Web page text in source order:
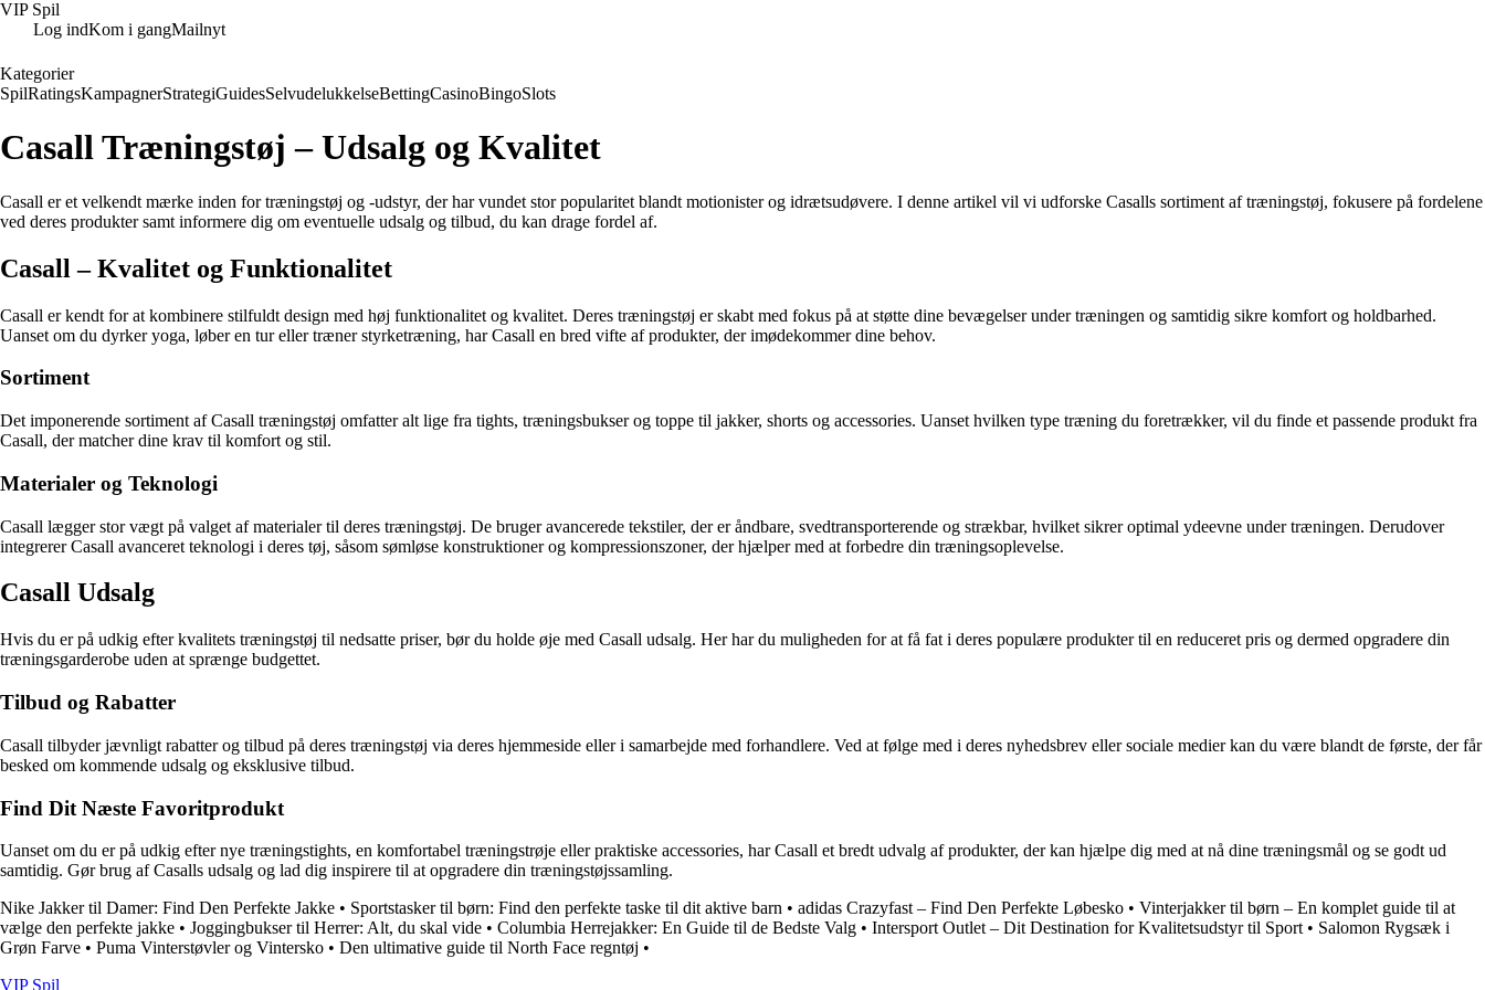
VIP Spil
Log indKom i gangMailnyt
Kategorier
SpilRatingsKampagnerStrategiGuidesSelvudelukkelseBettingCasinoBingoSlots
Casall Træningstøj – Udsalg og Kvalitet
Casall er et velkendt mærke inden for træningstøj og -udstyr, der har vundet stor popularitet blandt motionister og idrætsudøvere. I denne artikel vil vi udforske Casalls sortiment af træningstøj, fokusere på fordelene
ved deres produkter samt informere dig om eventuelle udsalg og tilbud, du kan drage fordel af.
Casall – Kvalitet og Funktionalitet
Casall er kendt for at kombinere stilfuldt design med høj funktionalitet og kvalitet. Deres træningstøj er skabt med fokus på at støtte dine bevægelser under træningen og samtidig sikre komfort og holdbarhed.
Uanset om du dyrker yoga, løber en tur eller træner styrketræning, har Casall en bred vifte af produkter, der imødekommer dine behov.
Sortiment
Det imponerende sortiment af Casall træningstøj omfatter alt lige fra tights, træningsbukser og toppe til jakker, shorts og accessories. Uanset hvilken type træning du foretrækker, vil du finde et passende produkt fra
Casall, der matcher dine krav til komfort og stil.
Materialer og Teknologi
Casall lægger stor vægt på valget af materialer til deres træningstøj. De bruger avancerede tekstiler, der er åndbare, svedtransporterende og strækbar, hvilket sikrer optimal ydeevne under træningen. Derudover
integrerer Casall avanceret teknologi i deres tøj, såsom sømløse konstruktioner og kompressionszoner, der hjælper med at forbedre din træningsoplevelse.
Casall Udsalg
Hvis du er på udkig efter kvalitets træningstøj til nedsatte priser, bør du holde øje med Casall udsalg. Her har du muligheden for at få fat i deres populære produkter til en reduceret pris og dermed opgradere din
træningsgarderobe uden at sprænge budgettet.
Tilbud og Rabatter
Casall tilbyder jævnligt rabatter og tilbud på deres træningstøj via deres hjemmeside eller i samarbejde med forhandlere. Ved at følge med i deres nyhedsbrev eller sociale medier kan du være blandt de første, der får
besked om kommende udsalg og eksklusive tilbud.
Find Dit Næste Favoritprodukt
Uanset om du er på udkig efter nye træningstights, en komfortabel træningstrøje eller praktiske accessories, har Casall et bredt udvalg af produkter, der kan hjælpe dig med at nå dine træningsmål og se godt ud
samtidig. Gør brug af Casalls udsalg og lad dig inspirere til at opgradere din træningstøjssamling.
Nike Jakker til Damer: Find Den Perfekte Jakke • Sportstasker til børn: Find den perfekte taske til dit aktive barn • adidas Crazyfast – Find Den Perfekte Løbesko • Vinterjakker til børn – En komplet guide til at
vælge den perfekte jakke • Joggingbukser til Herrer: Alt, du skal vide • Columbia Herrejakker: En Guide til de Bedste Valg • Intersport Outlet – Dit Destination for Kvalitetsudstyr til Sport • Salomon Rygsæk i
Grøn Farve • Puma Vinterstøvler og Vintersko • Den ultimative guide til North Face regntøj •
VIP Spil